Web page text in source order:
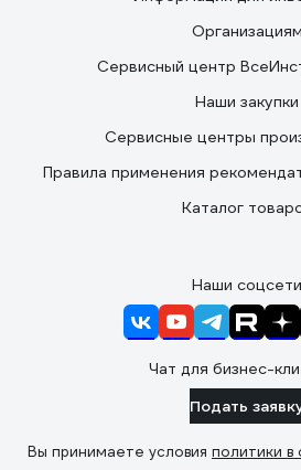
Организациям
Сервисный центр
Наши закупки
Сервисные центры
Правила применения
Каталог
Наши соцсети
Чат для бизнес-
Подать
Вы принимаете условия политики в